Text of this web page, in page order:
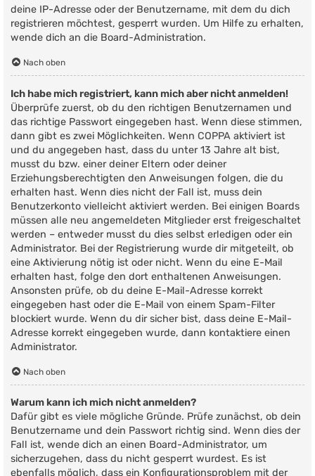
deine IP-Adresse oder der Benutzername, mit dem du dich
registrieren möchtest, gesperrt wurden. Um Hilfe zu erhalten,
wende dich an die Board-Administration.
Nach oben
Ich habe mich registriert, kann mich aber nicht anmelden!
Überprüfe zuerst, ob du den richtigen Benutzernamen und
das richtige Passwort eingegeben hast. Wenn diese stimmen,
dann gibt es zwei Möglichkeiten. Wenn COPPA aktiviert ist
und du angegeben hast, dass du unter 13 Jahre alt bist,
musst du bzw. einer deiner Eltern oder deiner
Erziehungsberechtigten den Anweisungen folgen, die du
erhalten hast. Wenn dies nicht der Fall ist, muss dein
Benutzerkonto vielleicht aktiviert werden. Bei einigen Boards
müssen alle neu angemeldeten Mitglieder erst freigeschaltet
werden – entweder musst du dies selbst erledigen oder ein
Administrator. Bei der Registrierung wurde dir mitgeteilt, ob
eine Aktivierung nötig ist oder nicht. Wenn du eine E-Mail
erhalten hast, folge den dort enthaltenen Anweisungen.
Ansonsten prüfe, ob du deine E-Mail-Adresse korrekt
eingegeben hast oder die E-Mail von einem Spam-Filter
blockiert wurde. Wenn du dir sicher bist, dass deine E-Mail-
Adresse korrekt eingegeben wurde, dann kontaktiere einen
Administrator.
Nach oben
Warum kann ich mich nicht anmelden?
Dafür gibt es viele mögliche Gründe. Prüfe zunächst, ob dein
Benutzername und dein Passwort richtig sind. Wenn dies der
Fall ist, wende dich an einen Board-Administrator, um
sicherzugehen, dass du nicht gesperrt wurdest. Es ist
ebenfalls möglich, dass ein Konfigurationsproblem mit der